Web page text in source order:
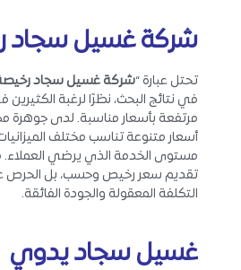
شركة غسيل سجاد
تحتل عبارة “شركة غسيل سجاد
في نتائج البحث، نظرًا لرغبة
مرتفعة بأسعار مناسبة. لدى جوهرة
أسعار متنوعة تناسب مختلف
مستوى الخدمة الذي يرضي
تقديم سعر رخيص وحسب، بل الحرص
التكلفة المعقولة والجودة الفائقة.
غسيل سجاد يدوي